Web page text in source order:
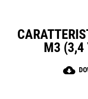
M3 (3,4
cloud_download